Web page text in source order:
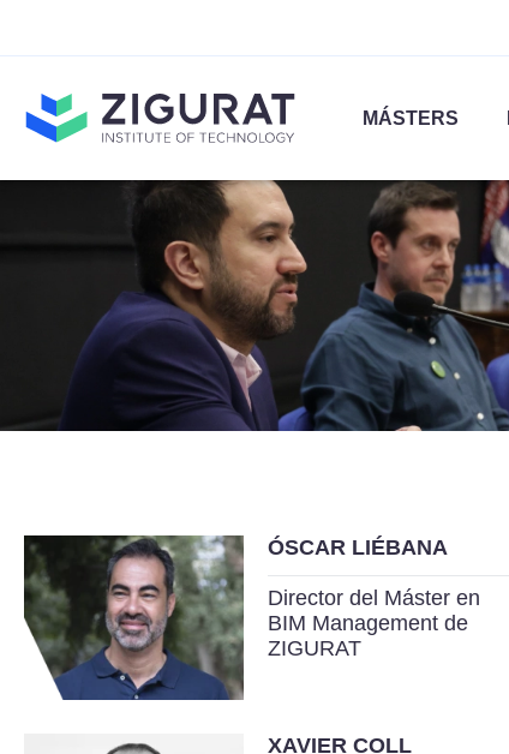
MÁSTERS
ÓSCAR LIÉBANA
Director del Máster en
BIM Management de
ZIGURAT
XAVIER COLL